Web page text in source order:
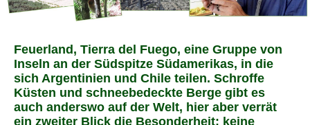
Feuerland, Tierra del Fuego, eine Gruppe von
Inseln an der Südspitze Südamerikas, in die
sich Argentinien und Chile teilen. Schroffe
Küsten und schneebedeckte Berge gibt es
auch anderswo auf der Welt, hier aber verrät
ein zweiter Blick die Besonderheit: keine